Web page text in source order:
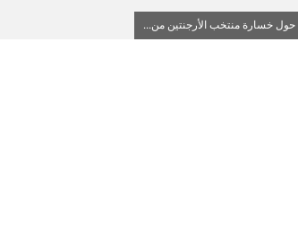
خسارة منتخب الأرجنتين من...